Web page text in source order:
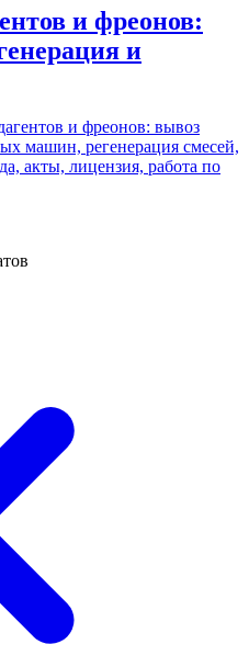
и фреонов:
и
и фреонов: вывоз
машин, регенерация смесей,
акты, лицензия, работа по